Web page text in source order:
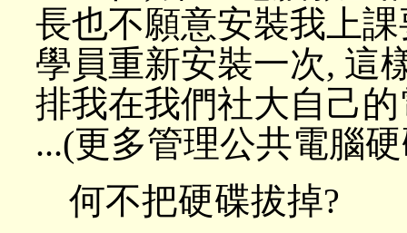
長也不願意安裝我上
學員重新安裝一次, 這
排我在我們社大自己
...(更多管理公共電腦
何不把硬碟拔掉?